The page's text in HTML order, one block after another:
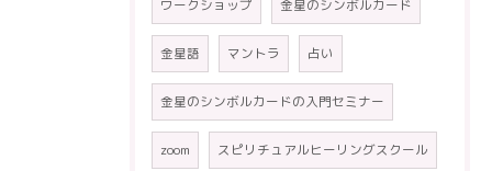
ワークショップ 金星のシンボルカード
金星語 マントラ 占い
金星のシンボルカードの入門セミナー
zoom スピリチュアルヒーリングスクール